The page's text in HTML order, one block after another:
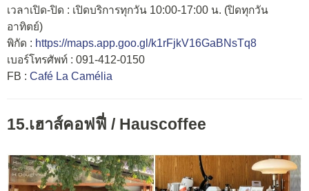
เวลาเปิด-ปิด : เปิดบริการทุกวัน 10:00-17:00 น. (ปิดทุกวัน
อาทิตย์)
พิกัด : https://maps.app.goo.gl/k1rFjkV16GaBNsTq8
เบอร์โทรศัพท์ : 091-412-0150
FB : Café La Camélia
15.เฮาส์คอฟฟี่ / Hauscoffee